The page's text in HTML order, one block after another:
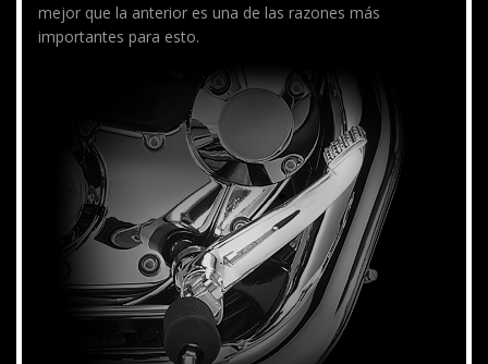
mejor que la anterior es una de las razones más
importantes para esto.